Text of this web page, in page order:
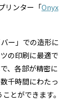
リンター「Onyx
ー」での造形に
の印刷に最適で
、各部が精密に
千時間にわたっ
とができます。